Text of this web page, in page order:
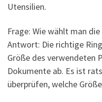
Utensilien.
Frage: Wie wählt man
Antwort: Die richtige
Größe des verwendeten
Dokumente ab. Es ist
überprüfen, welche